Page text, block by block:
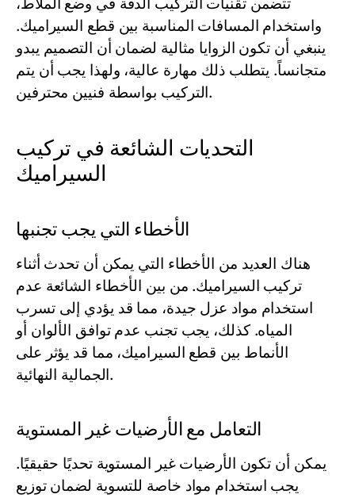
واستخدام المسافات المناسبة بين قطع السيراميك.
ينبغي أن تكون الزوايا مثالية لضمان أن التصميم يبدو
متجانساً. يتطلب ذلك مهارة عالية، ولهذا يجب أن يتم
التركيب بواسطة فنيين محترفين.
التحديات الشائعة في تركيب
السيراميك
الأخطاء التي يجب تجنبها
هناك العديد من الأخطاء التي يمكن أن تحدث أثناء
تركيب السيراميك. من بين الأخطاء الشائعة عدم
استخدام مواد عزل جيدة، مما قد يؤدي إلى تسرب
المياه. كذلك، يجب تجنب عدم توافق الألوان أو
الأنماط بين قطع السيراميك، مما قد يؤثر على
الجمالية النهائية.
التعامل مع الأرضيات غير المستوية
يمكن أن تكون الأرضيات غير المستوية تحديًا حقيقيًا.
يجب استخدام مواد خاصة للتسوية لضمان توزيع